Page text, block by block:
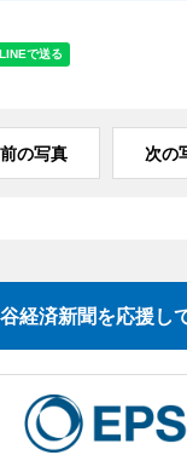
前の写真 次の
経済新聞を応援し